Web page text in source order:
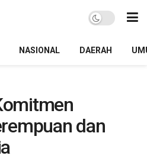
NASIONAL DAERAH
dan